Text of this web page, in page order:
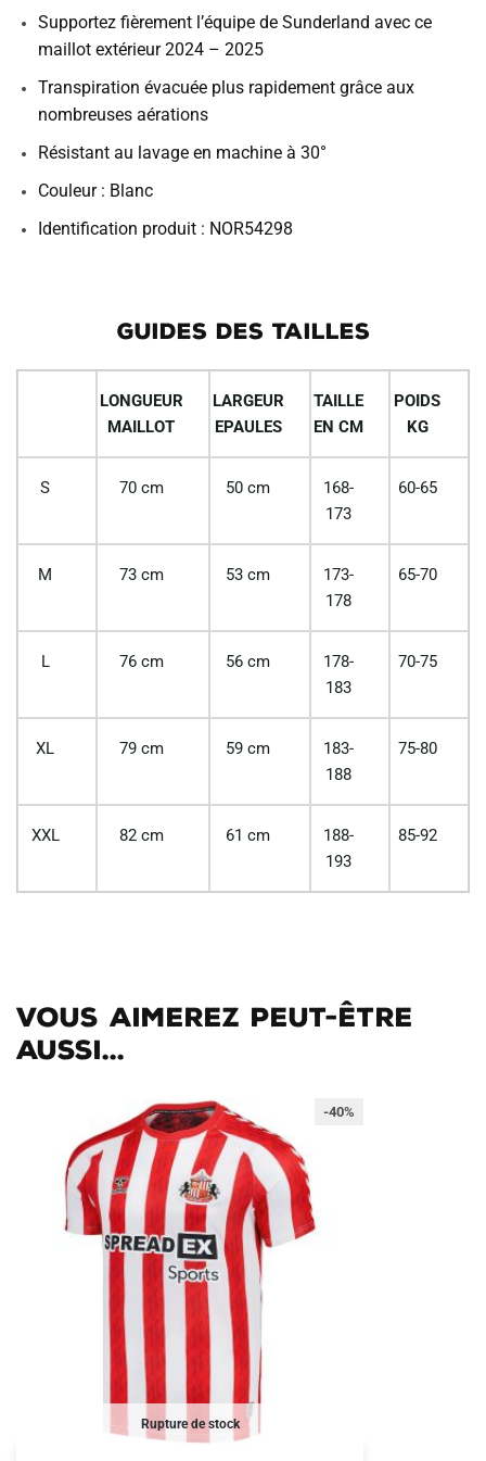
Supportez fièrement l’équipe de Sunderland avec ce
maillot extérieur 2024 – 2025
Transpiration évacuée plus rapidement grâce aux
nombreuses aérations
Résistant au lavage en machine à 30°
Couleur : Blanc
Identification produit : NOR54298
GUIDES DES TAILLES
LONGUEUR
MAILLOT
LARGEUR
EPAULES
TAILLE
EN CM
POIDS
KG
S 70 cm 50 cm
168-
173
60-65
M 73 cm 53 cm
173-
178
65-70
L 76 cm 56 cm
178-
183
70-75
XL 79 cm 59 cm
183-
188
75-80
XXL 82 cm 61 cm
188-
193
85-92
Vous aimerez peut-être
aussi...
Rupture de stock
-40%